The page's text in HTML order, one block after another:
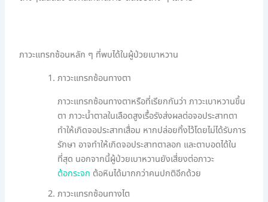
ภาวะแทรกซ้อนหลัก ๆ ที่พบได้ในผู้ป่วยเบาหวาน
ภาวะแทรกซ้อนทางตา
ภาวะแทรกซ้อนทางตาหรือที่เรียกกันว่า ภาวะเบาหวานขึ้น
ตา ภาวะน้ำตาลในเลือดสูงเรื้อรังส่งผลต่อจอประสาทตา
ทำให้เกิดจอประสาทเสื่อม หากปล่อยทิ้งไว้โดยไม่ได้รับการ
รักษา อาจทำให้เกิดจอประสาทตาลอก และตาบอดได้ใน
ที่สุด นอกจากนี้ผู้ป่วยเบาหวานยังเสี่ยงต่อภาวะ
ต้อกระจก ต้อหินได้มากกว่าคนปกติอีกด้วย
ภาวะแทรกซ้อนทางไต